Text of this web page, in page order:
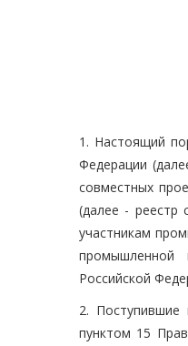
1. Настоящий
Федерации
совместных
(далее - реестр
участникам
промышленной
Российской
2. Поступившие
пунктом 15